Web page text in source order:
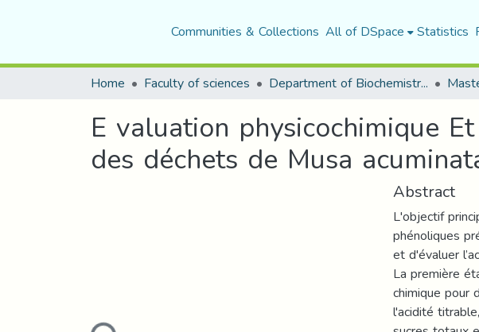
Communities & Collections All of DSpace Statistics
Home Faculty of sciences Department of Biochemistry and Microbiology
E valuation physicochimique
des déchets de Musa
Abstract
L'objectif
phénoliques
et d'évaluer
La première
chimique pour
l'acidité